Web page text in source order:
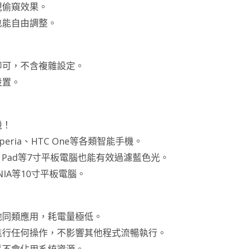
窺效果。
自由調整。
，不含複雜設定。
。
、HTC One等各類智能手機。
等7寸平板電腦也能有效過濾藍色光。
等10寸平板電腦。
類應用，耗電量極低。
任何操作，不影響其他程式流暢執行。